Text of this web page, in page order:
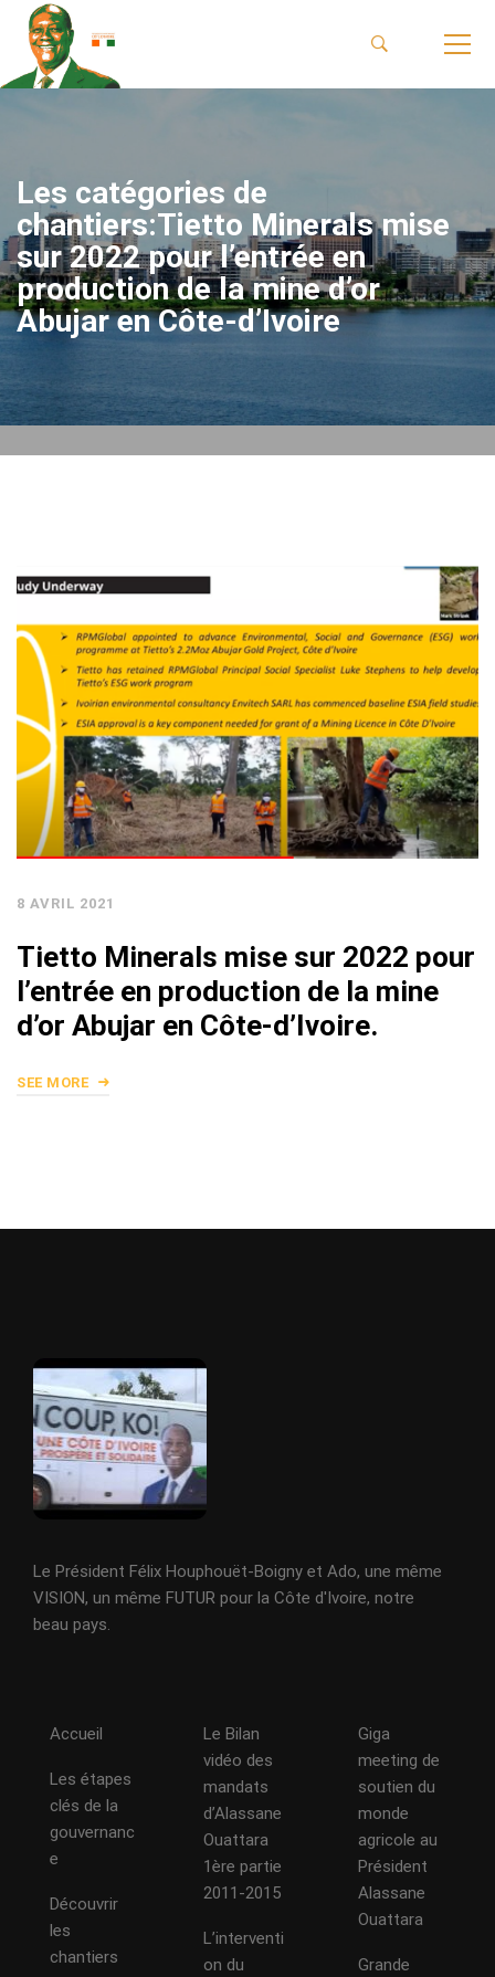
Les catégories de
chantiers:Tietto Minerals mise
sur 2022 pour l’entrée en
production de la mine d’or
Abujar en Côte-d’Ivoire
8 AVRIL 2021
Tietto Minerals mise sur 2022 pour
l’entrée en production de la mine
d’or Abujar en Côte-d’Ivoire.
SEE MORE
Le Président Félix Houphouët-Boigny et Ado, une même
VISION, un même FUTUR pour la Côte d'Ivoire, notre
beau pays.
Accueil
Les étapes
clés de la
gouvernanc
e
Découvrir
les
chantiers
Le Bilan
vidéo des
mandats
d’Alassane
Ouattara
1ère partie
2011-2015
L’interventi
on du
Giga
meeting de
soutien du
monde
agricole au
Président
Alassane
Ouattara
Grande